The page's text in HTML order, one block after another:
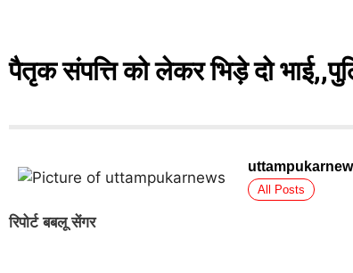
पैतृक संपत्ति को लेकर भिड़े दो
All Posts
रिपोर्ट बबलू सेंगर